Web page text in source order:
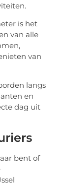
is het
van alle
van
langs
en
dag uit
bent of